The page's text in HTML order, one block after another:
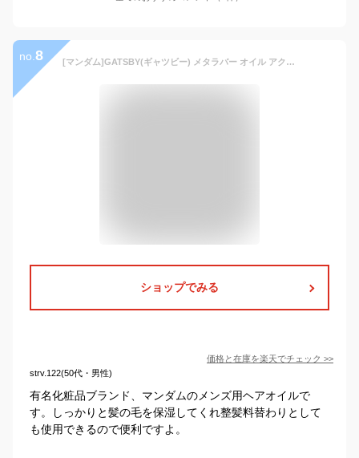
no. 8 [マンダム]GATSBY(ギャツビー) メタラバー オイル アクアティックモイスト 65ml (ヘアオイル メンズ 洗い流さないトリートメントうるおい髪1日続く)
ショップでみる
価格と在庫を楽天でチェック >>
strv.122(50代・男性)
有名化粧品ブランド、マンダムのメンズ用ヘアオイルで
す。しっかりと髪の毛を保湿してくれ整髪料替わりとして
も使用できるので便利ですよ。